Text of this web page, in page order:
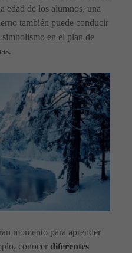
edad de los alumnos, una
también puede conducir
en el plan de
momento para aprender
conocer diferentes